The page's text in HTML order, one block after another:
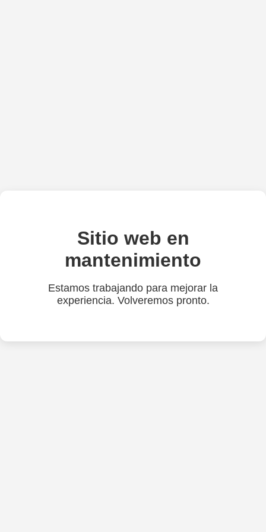
Sitio web en
mantenimiento
Estamos trabajando para mejorar la
experiencia. Volveremos pronto.